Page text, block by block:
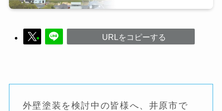
URLをコピーする
外壁塗装を検討中の皆様へ、井原市で